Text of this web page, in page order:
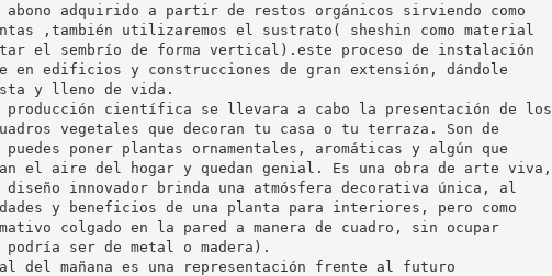
abono adquirido a partir de restos orgánicos sirviendo como
,también utilizaremos el sustrato( sheshin como material
el sembrío de forma vertical).este proceso de instalación
en edificios y construcciones de gran extensión, dándole
y lleno de vida.
científica se llevara a cabo la presentación de los
vegetales que decoran tu casa o tu terraza. Son de
poner plantas ornamentales, aromáticas y algún que
el aire del hogar y quedan genial. Es una obra de arte viva,
innovador brinda una atmósfera decorativa única, al
y beneficios de una planta para interiores, pero como
colgado en la pared a manera de cuadro, sin ocupar
ser de metal o madera).
del mañana es una representación frente al futuro